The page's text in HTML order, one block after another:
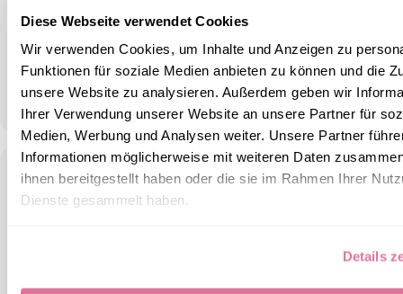
Diese Webseite verwendet Cookies
Wir verwenden Cookies, um Inhalte und Anzeigen zu
Funktionen für soziale Medien anbieten zu können und die
unsere Website zu analysieren. Außerdem geben wir
Ihrer Verwendung unserer Website an unsere Partner für
Medien, Werbung und Analysen weiter. Unsere Partner
Informationen möglicherweise mit weiteren Daten
ihnen bereitgestellt haben oder die sie im Rahmen Ihrer
Dienste gesammelt haben.
Details
Es ist uns wichtig, dass Du mit Deinen
zufrieden bist